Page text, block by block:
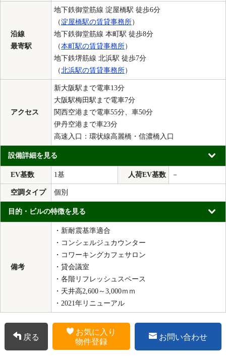
沿線
最寄駅
地下鉄御堂筋線 淀屋橋駅 徒歩6分
（淀屋橋駅の賃貸事務所）
地下鉄御堂筋線 本町駅 徒歩8分
（本町駅の賃貸事務所）
地下鉄堺筋線 北浜駅 徒歩7分
（北浜駅の賃貸事務所）
アクセス
新大阪駅まで電車13分
大阪駅梅田駅まで電車7分
関西空港まで電車55分、車50分
伊丹空港まで車23分
高速入口：環状線高麗橋・信濃橋入口
設備詳細を見る
EV基数 1基 人荷EV基数 －
空調タイプ 個別
目的・ビルの特徴を見る
備考
・新耐震基準適合
・コンシェルジュカウンター
・コワーキングカフェサロン
・貸会議室
・各階リフレッシュスペース
・天井高2,600～3,000ｍｍ
・2021年リニューアル
戻る
お気に入り
物件登録
お問い合わせ